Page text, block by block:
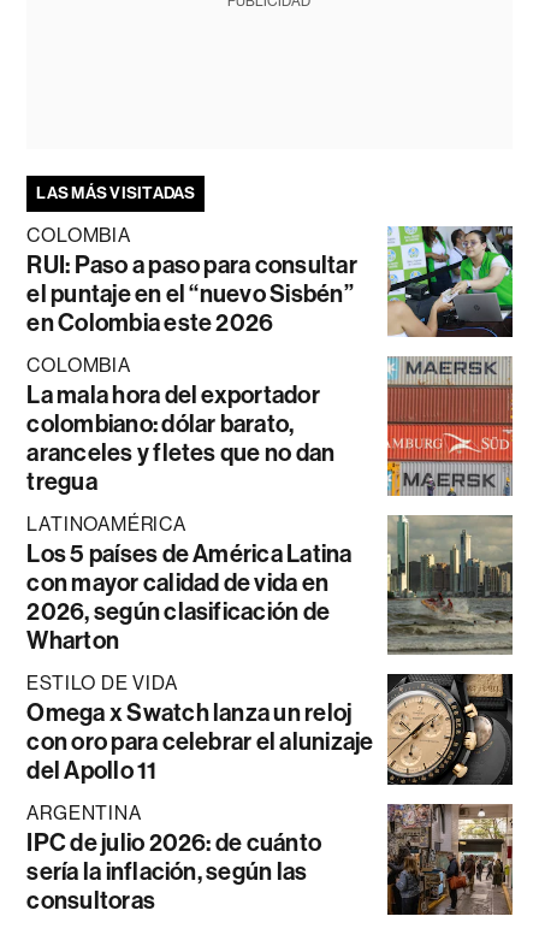
LAS MÁS VISITADAS
COLOMBIA
RUI: Paso a paso para consultar
el puntaje en el “nuevo Sisbén”
en Colombia este 2026
COLOMBIA
La mala hora del exportador
colombiano: dólar barato,
aranceles y fletes que no dan
tregua
LATINOAMÉRICA
Los 5 países de América Latina
con mayor calidad de vida en
2026, según clasificación de
Wharton
ESTILO DE VIDA
Omega x Swatch lanza un reloj
con oro para celebrar el alunizaje
del Apollo 11
ARGENTINA
IPC de julio 2026: de cuánto
sería la inflación, según las
consultoras